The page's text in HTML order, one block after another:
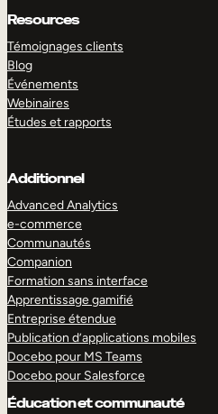
Resources
Témoignages clients
Blog
Événements
Webinaires
Études et rapports
Additionnel
Advanced Analytics
e-commerce
Communautés
Companion
Formation sans interface
Apprentissage gamifié
Entreprise étendue
Publication d’applications mobiles
Docebo pour MS Teams
Docebo pour Salesforce
Éducation et communauté